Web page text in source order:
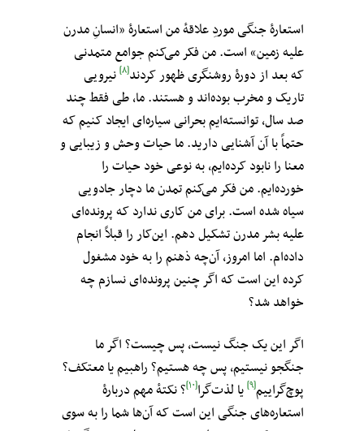
استعارهٔ جنگی موردِ علاقهٔ من استعارهٔ «انسانِ مدرن
علیه زمین» است. من فکر می‌کنم جوامع متمدنی
که بعد از دورهٔ روشنگری ظهور کردند[۸] نیرویی
تاریک و مخرب بوده‌اند و هستند. ما، طی فقط چند
صد سال، توانسته‌ایم بحرانی سیاره‌ای ایجاد کنیم که
حتماً‌ با آن آشنایی دارید. ما حیات وحش و زیبایی و
معنا را نابود کرده‌ایم، به نوعی خود حیات را
خورده‌ایم. من فکر می‌کنم تمدن ما دچار جادویی
سیاه شده است. برای من کاری ندارد که پرونده‌‌ای
علیه بشر مدرن تشکیل دهم. این‌کار را قبلاً‌ انجام
داده‌ام. اما امروز، آن‌چه ذهنم را به خود مشغول
کرده این است که اگر چنین پرونده‌ای نسازم چه
خواهد شد؟
اگر این یک جنگ نیست، پس چیست؟ اگر ما
جنگجو نیستیم، پس چه هستیم؟ راهبیم یا معتکف؟
پوچ‌گراییم[۹] یا لذت‌گرا[۱۰]؟ نکتهٔ مهم دربارهٔ
استعاره‌های جنگی این است که آن‌ها شما را به سوی